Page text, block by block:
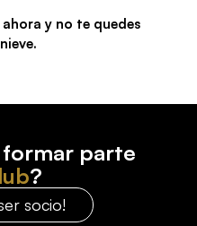
ahora y no te quedes
formar parte
?
socio!